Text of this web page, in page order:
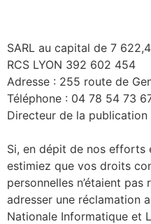
SARL au capital de 7
RCS LYON 392 602 454
Adresse : 255 route de
Téléphone : 04 78 54 73
Directeur de la publication
Si, en dépit de nos efforts
estimiez que vos droits
personnelles n’étaient
adresser une réclamation
Nationale Informatique et